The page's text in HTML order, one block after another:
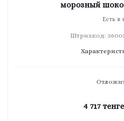
морозный
Есть в
Штрихкод:
4 717тенге